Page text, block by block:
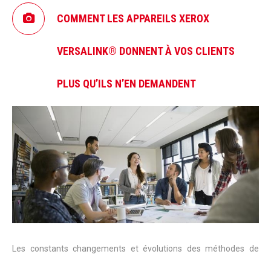
COMMENT LES APPAREILS XEROX
VERSALINK® DONNENT À VOS CLIENTS
PLUS QU’ILS N’EN DEMANDENT
Les constants changements et évolutions des méthodes de